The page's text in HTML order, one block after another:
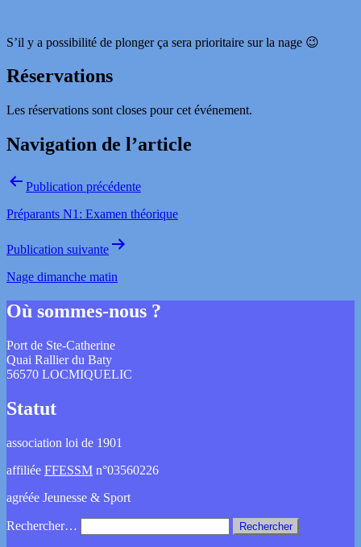
S’il y a possibilité de plonger ça sera prioritaire sur la nage 😉
Réservations
Les réservations sont closes pour cet événement.
Navigation de l’article
Publication précédente
Préparants N1: Examen théorique
Publication suivante
Nage dimanche matin
Où sommes-nous ?
Port de Ste-Catherine
Quai Rallier du Baty
56570 LOCMIQUELIC
Statut
association loi de 1901
affiliée FFESSM n°03560226
agréée Jeunesse & Sport
Rechercher…